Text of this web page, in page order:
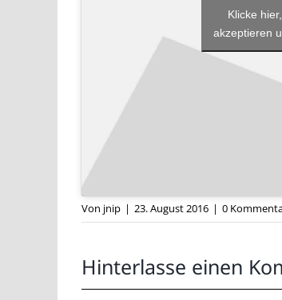
Klicke
akzeptieren
Wirkt wie aus den 1960ern, ist sie
Von jnip | 23. August 2016 | 0
Hinterlasse einen